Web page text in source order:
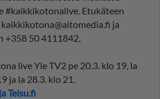
#kaikkikotonalive. Etukäteen
kaikkikotona@aitomedia.fi ja
+358 50 4111842.
live Yle TV2 pe 20.3. klo 19, la
ja la 28.3. klo 21.
Telsu.fi